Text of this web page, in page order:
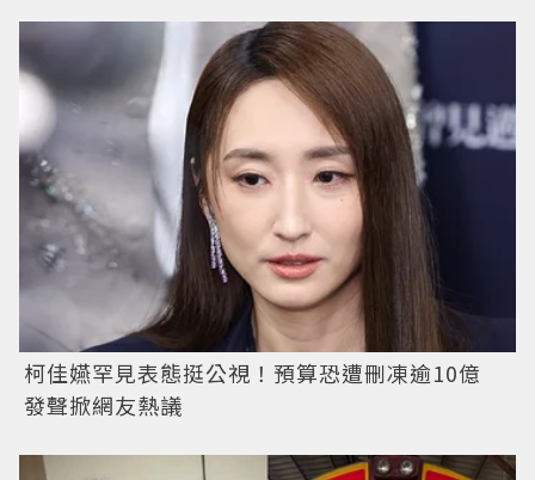
柯佳嬿罕見表態挺公視！預算恐遭刪凍逾10億
發聲掀網友熱議